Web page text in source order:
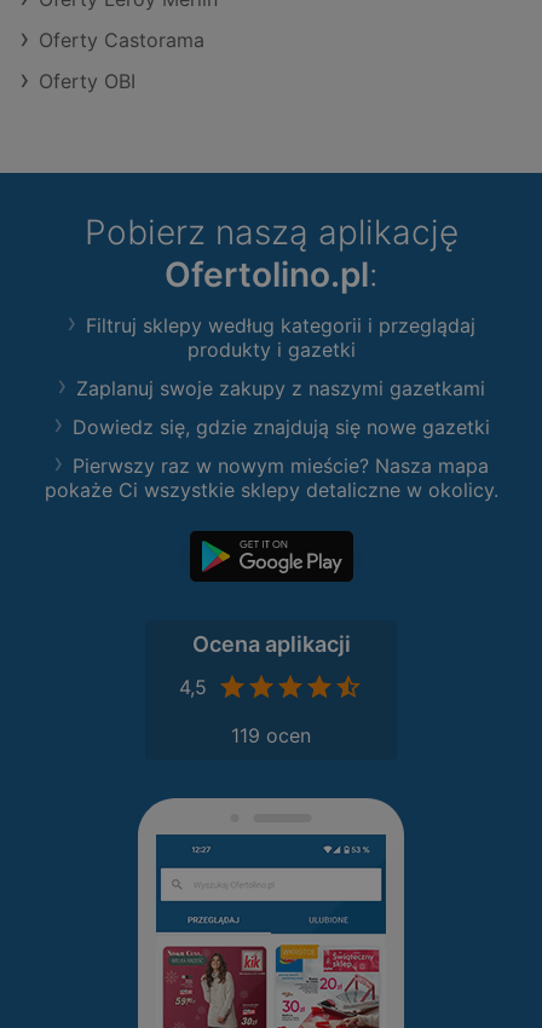
Oferty Castorama
Oferty OBI
Pobierz naszą aplikację
Ofertolino.pl:
Filtruj sklepy według kategorii i przeglądaj
produkty i gazetki
Zaplanuj swoje zakupy z naszymi gazetkami
Dowiedz się, gdzie znajdują się nowe gazetki
Pierwszy raz w nowym mieście? Nasza mapa
pokaże Ci wszystkie sklepy detaliczne w okolicy.
Ocena aplikacji
4,5
119 ocen